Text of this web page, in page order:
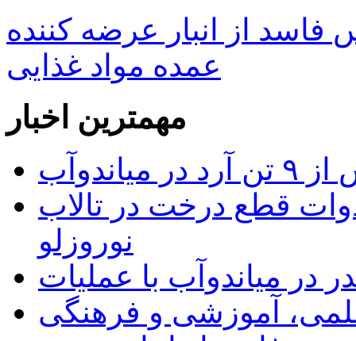
سس فاسد از انبار عرضه کننده
عمده مواد غذایی
مهمترین اخبار
قطع درخت در تالاب
نوروزلو
علمی، آموزشی و فرهنگی